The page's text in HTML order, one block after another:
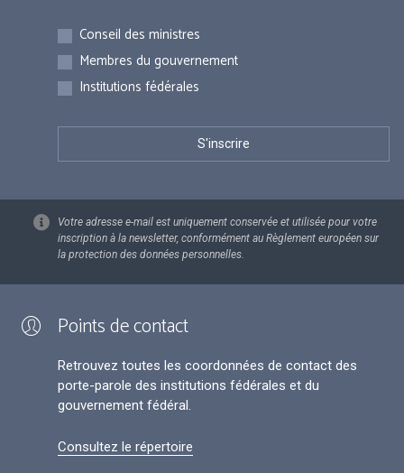
Inscriptions
Conseil des ministres
Membres du gouvernement
Institutions fédérales
Votre adresse e-mail est uniquement conservée et utilisée pour votre
inscription à la newsletter, conformément au Règlement européen sur
la protection des données personnelles.
Points de contact
Retrouvez toutes les coordonnées de contact des
porte-parole des institutions fédérales et du
gouvernement fédéral.
Consultez le répertoire